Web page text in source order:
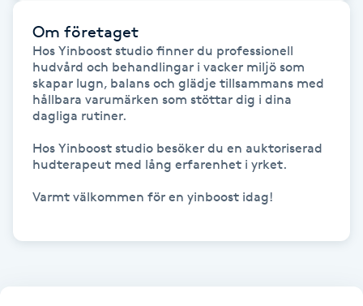
Hatha Yoga
Headspa
Healing
HIFU
Om företaget
Hos Yinboost studio finner du professionell
hudvård och behandlingar i vacker miljö som
skapar lugn, balans och glädje tillsammans med
hållbara varumärken som stöttar dig i dina
dagliga rutiner.
Hos Yinboost studio besöker du en auktoriserad
hudterapeut med lång erfarenhet i yrket.
Varmt välkommen för en yinboost idag!